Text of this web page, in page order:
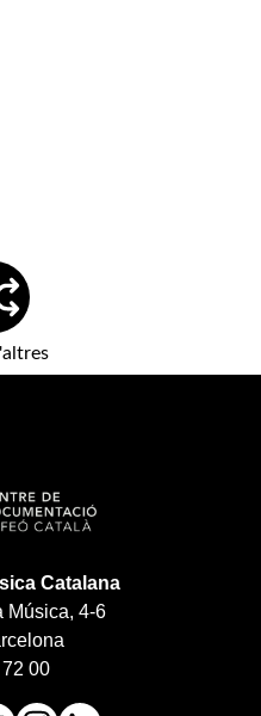
Catalana
Música, 4-6
00